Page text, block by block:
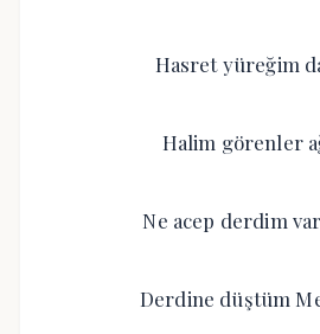
Hasret yüreğim
Halim görenler
Ne acep derdim
Derdine düştüm